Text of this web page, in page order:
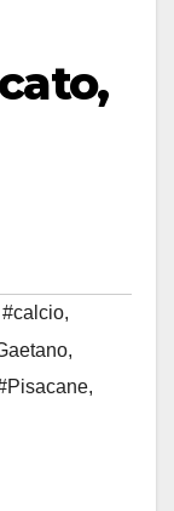
#calcio,
,
,